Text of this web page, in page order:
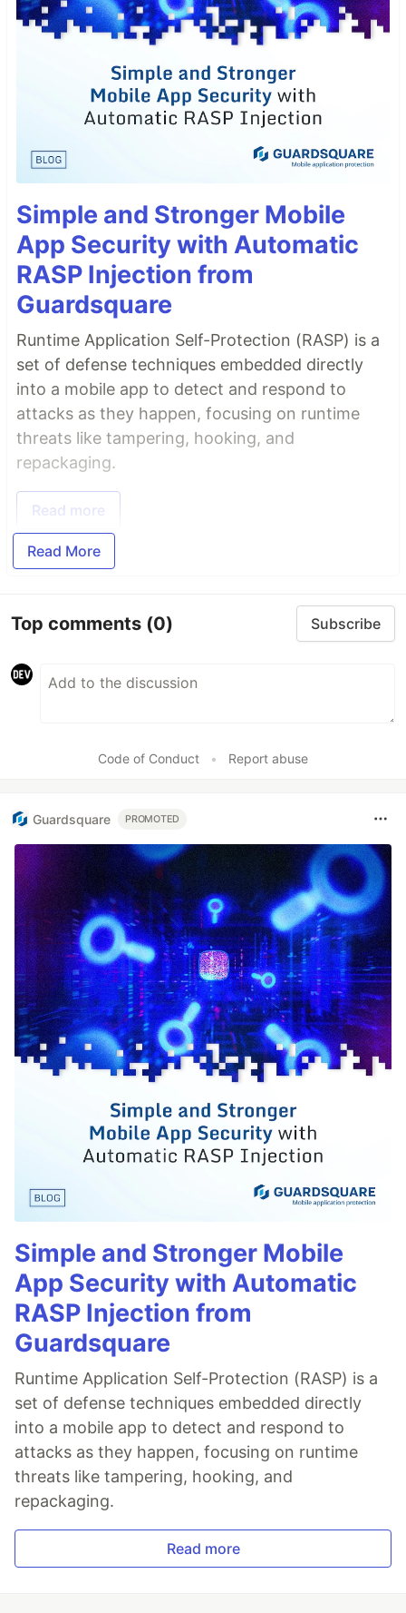
Simple and Stronger Mobile
App Security with Automatic
RASP Injection from
Guardsquare
Runtime Application Self-Protection (RASP) is a
set of defense techniques embedded directly
into a mobile app to detect and respond to
attacks as they happen, focusing on runtime
threats like tampering, hooking, and
repackaging.
Read more
Read More
Top comments (0) Subscribe
Code of Conduct • Report abuse
Guardsquare PROMOTED
Simple and Stronger Mobile
App Security with Automatic
RASP Injection from
Guardsquare
Runtime Application Self-Protection (RASP) is a
set of defense techniques embedded directly
into a mobile app to detect and respond to
attacks as they happen, focusing on runtime
threats like tampering, hooking, and
repackaging.
Read more